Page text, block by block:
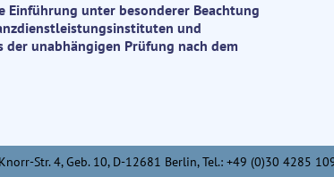
Einführung unter besonderer Beachtung
und
unabhängigen Prüfung nach dem
Str. 4, Geb. 10, D-12681 Berlin, Tel.: +49 (0)30 4285